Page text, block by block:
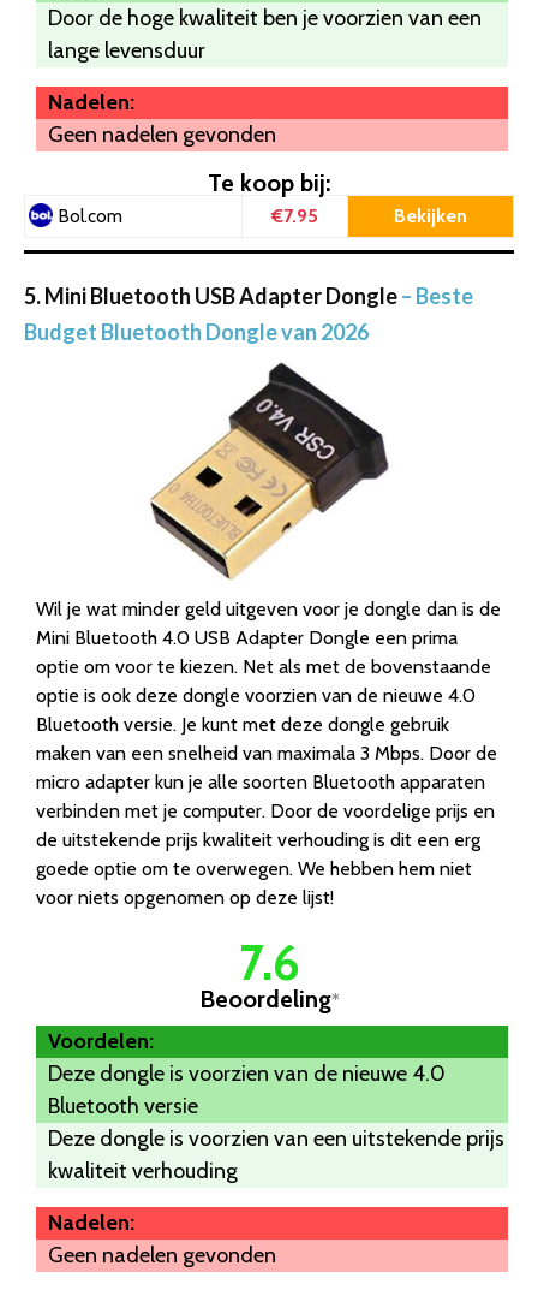
Door de hoge kwaliteit ben je voorzien van een
lange levensduur
Nadelen:
Geen nadelen gevonden
Te koop bij:
Bol.com €7.95 Bekijken
5. Mini Bluetooth USB Adapter Dongle– Beste
Budget Bluetooth Dongle van 2026
Wil je wat minder geld uitgeven voor je dongle dan is de
Mini Bluetooth 4.0 USB Adapter Dongle een prima
optie om voor te kiezen. Net als met de bovenstaande
optie is ook deze dongle voorzien van de nieuwe 4.0
Bluetooth versie. Je kunt met deze dongle gebruik
maken van een snelheid van maximala 3 Mbps. Door de
micro adapter kun je alle soorten Bluetooth apparaten
verbinden met je computer. Door de voordelige prijs en
de uitstekende prijs kwaliteit verhouding is dit een erg
goede optie om te overwegen. We hebben hem niet
voor niets opgenomen op deze lijst!
7.6
Beoordeling*
Voordelen:
Deze dongle is voorzien van de nieuwe 4.0
Bluetooth versie
Deze dongle is voorzien van een uitstekende prijs
kwaliteit verhouding
Nadelen:
Geen nadelen gevonden